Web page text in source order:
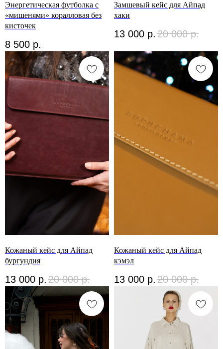
Энергетическая футболка с
«мишенями» коралловая без
кисточек
8 500 р.
Замшевый кейс для Айпад
хаки
13 000 р. 20 000 р.
Кожаный кейс для Айпад
бургундия
13 000 р. 20 000 р.
Кожаный кейс для Айпад
кэмэл
13 000 р. 20 000 р.